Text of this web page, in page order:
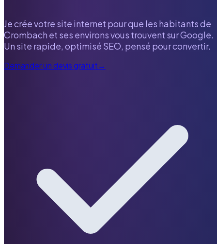
Je crée votre site internet pour que les habitants de
Crombach et ses environs vous trouvent sur Google.
Un site rapide, optimisé SEO, pensé pour convertir.
Demander un devis gratuit→